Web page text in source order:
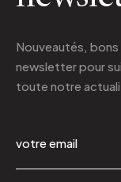
Nouveautés,
newsletterpour
toute notre